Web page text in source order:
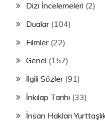
Dizi İncelemeleri (2)
Dualar(104)
Filmler(22)
Genel (157)
İlgili Sözler(91)
İnkılap Tarihi (33)
İnsan Hakları